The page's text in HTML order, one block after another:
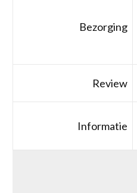
Bezorging
Review
Informatie